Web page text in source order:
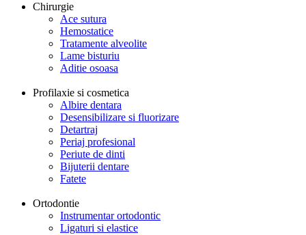
Chirurgie
Ace sutura
Hemostatice
Tratamente alveolite
Lame bisturiu
Aditie osoasa
Profilaxie si cosmetica
Albire dentara
Desensibilizare si fluorizare
Detartraj
Periaj profesional
Periute de dinti
Bijuterii dentare
Fatete
Ortodontie
Instrumentar ortodontic
Ligaturi si elastice